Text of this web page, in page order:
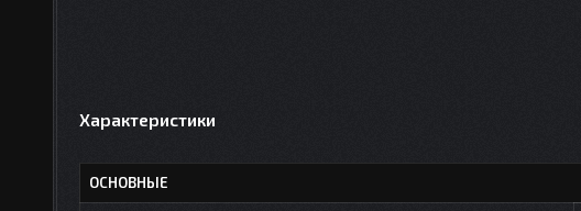
Характеристики
ОСНОВНЫЕ